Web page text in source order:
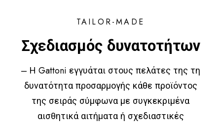
TAILOR-MADE
Σχεδιασμός δυνατοτήτων
– Η Gattoni εγγυάται στους πελάτες της τη
δυνατότητα προσαρμογής κάθε προϊόντος
της σειράς σύμφωνα με συγκεκριμένα
αισθητικά αιτήματα ή σχεδιαστικές